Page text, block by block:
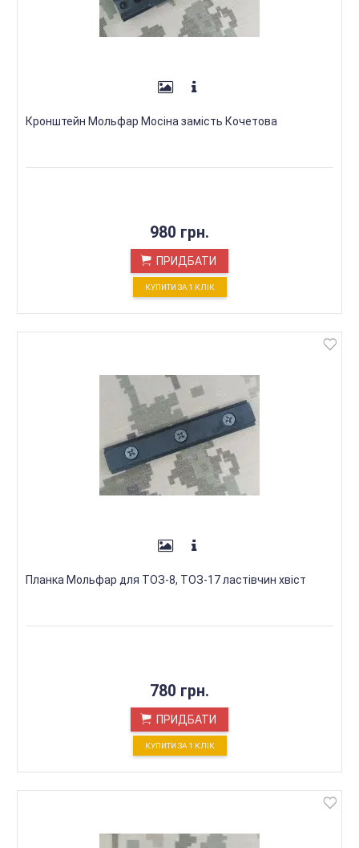
Кронштейн Мольфар Мосіна замість Кочетова
980 грн.
ПРИДБАТИ
КУПИТИ ЗА 1 КЛIК
Планка Мольфар для ТОЗ-8, ТОЗ-17 ластівчин хвіст
780 грн.
ПРИДБАТИ
КУПИТИ ЗА 1 КЛIК